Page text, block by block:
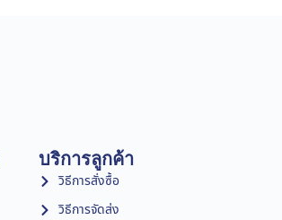
บริการลูกค้า
วิธีการสั่งซื้อ
วิธีการจัดส่ง